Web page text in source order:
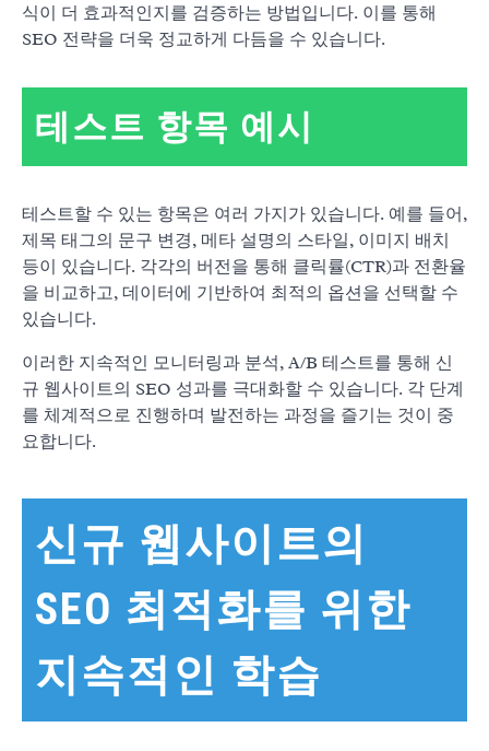
식이 더 효과적인지를 검증하는 방법입니다. 이를 통해
SEO 전략을 더욱 정교하게 다듬을 수 있습니다.
테스트 항목 예시
테스트할 수 있는 항목은 여러 가지가 있습니다. 예를 들어,
제목 태그의 문구 변경, 메타 설명의 스타일, 이미지 배치
등이 있습니다. 각각의 버전을 통해 클릭률(CTR)과 전환율
을 비교하고, 데이터에 기반하여 최적의 옵션을 선택할 수
있습니다.
이러한 지속적인 모니터링과 분석, A/B 테스트를 통해 신
규 웹사이트의 SEO 성과를 극대화할 수 있습니다. 각 단계
를 체계적으로 진행하며 발전하는 과정을 즐기는 것이 중
요합니다.
신규 웹사이트의
SEO 최적화를 위한
지속적인 학습